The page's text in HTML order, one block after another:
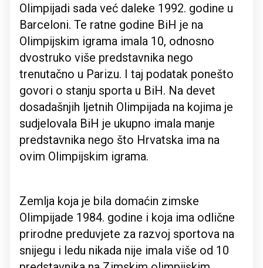
Olimpijadi sada već daleke 1992. godine u
Barceloni. Te ratne godine BiH je na
Olimpijskim igrama imala 10, odnosno
dvostruko više predstavnika nego
trenutačno u Parizu. I taj podatak ponešto
govori o stanju sporta u BiH. Na devet
dosadašnjih ljetnih Olimpijada na kojima je
sudjelovala BiH je ukupno imala manje
predstavnika nego što Hrvatska ima na
ovim Olimpijskim igrama.
Zemlja koja je bila domaćin zimske
Olimpijade 1984. godine i koja ima odlične
prirodne preduvjete za razvoj sportova na
snijegu i ledu nikada nije imala više od 10